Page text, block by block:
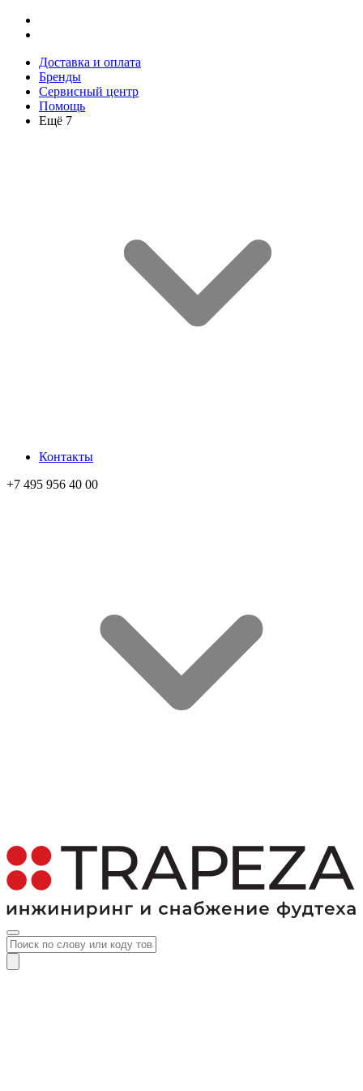
Доставка и оплата
Бренды
Сервисный центр
Помощь
Ещё 7
Контакты
+7 495 956 40 00